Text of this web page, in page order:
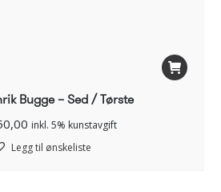
Bugge – Sed / Tørste
inkl. 5% kunstavgift
Legg til ønskeliste